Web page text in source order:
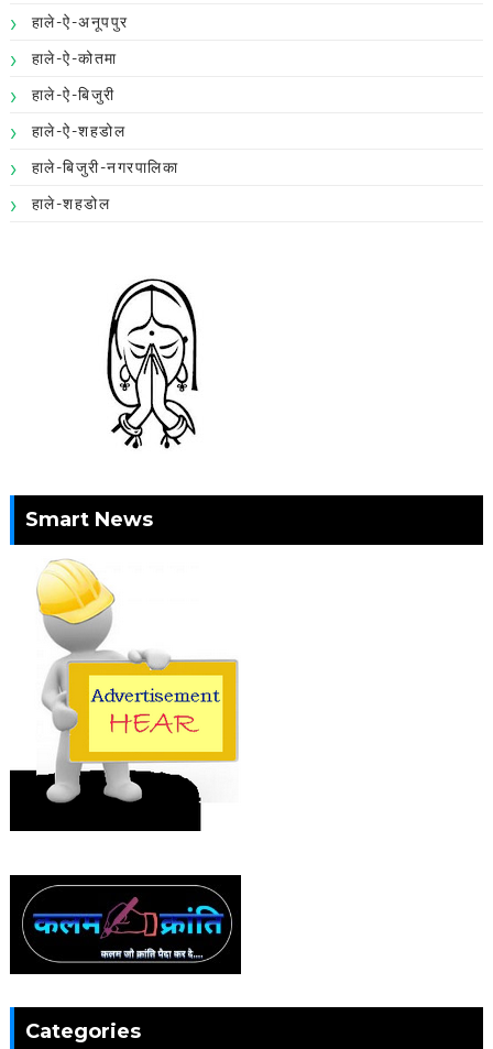
हाले-ऐ-अनूपपुर
हाले-ऐ-कोतमा
हाले-ऐ-बिजुरी
हाले-ऐ-शहडोल
हाले-बिजुरी-नगरपालिका
हाले-शहडोल
Smart News
Categories